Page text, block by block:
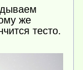
же
тесто.